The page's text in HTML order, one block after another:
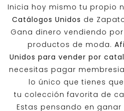
Inicia hoy mismo tu propio
Catálogos Unidos de
Gana dinero vendiendo
productos de moda.
Unidos para vender por
necesitas pagar
lo único que tienes
tu colección favorita de
Estas pensando en